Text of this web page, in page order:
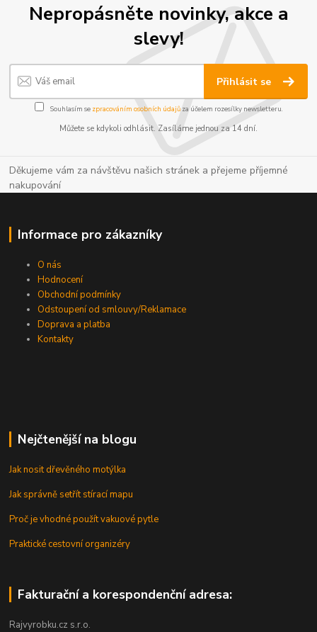
Nepropásněte novinky, akce a
slevy!
Přihlásit se
Souhlasím se zpracováním osobních údajůza účelem rozesílky newsletteru.
Můžete se kdykoli odhlásit. Zasíláme jednou za 14 dní.
Děkujeme vám za návštěvu našich stránek a přejeme příjemné
nakupování
Informace pro zákazníky
O nás
Hodnocení
Obchodní podmínky
Odstoupení od smlouvy/Reklamace
Doprava a platba
Kontakty
Nejčtenější na blogu
Jak nosit dřevěného motýlka
Jak správně setřít stírací mapu
Proč je vhodné použít vakuové pytle
Praktické cestovní organizéry
Fakturační a korespondenční adresa:
Rajvyrobku.cz s.r.o.